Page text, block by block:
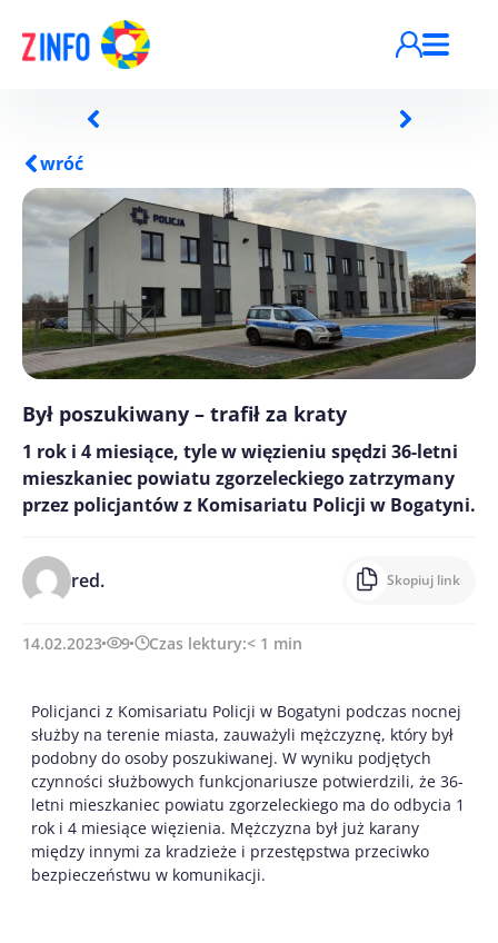
wróć
Był poszukiwany – trafił za kraty
1 rok i 4 miesiące, tyle w więzieniu spędzi 36-letni
mieszkaniec powiatu zgorzeleckiego zatrzymany
przez policjantów z Komisariatu Policji w Bogatyni.
red. Skopiuj link
14.02.2023 9 Czas lektury:< 1 min
Policjanci z Komisariatu Policji w Bogatyni podczas nocnej
służby na terenie miasta, zauważyli mężczyznę, który był
podobny do osoby poszukiwanej. W wyniku podjętych
czynności służbowych funkcjonariusze potwierdzili, że 36-
letni mieszkaniec powiatu zgorzeleckiego ma do odbycia 1
rok i 4 miesiące więzienia. Mężczyzna był już karany
między innymi za kradzieże i przestępstwa przeciwko
bezpieczeństwu w komunikacji.